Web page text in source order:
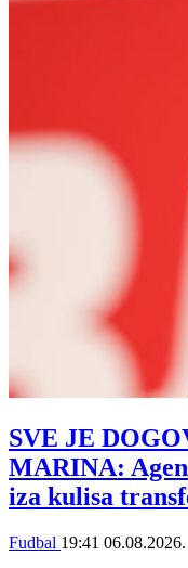
SVE JE
MARINA:
iza kulisa
Fudbal 19:41 06.08.2026.